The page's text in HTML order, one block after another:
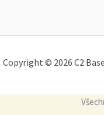
Copyright © 2026 C2